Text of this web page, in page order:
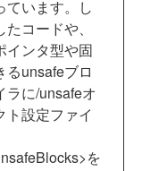
ています。し
コードや、
インタ型や固
るunsafeブロ
ラに/unsafeオ
ト設定ファイ
を